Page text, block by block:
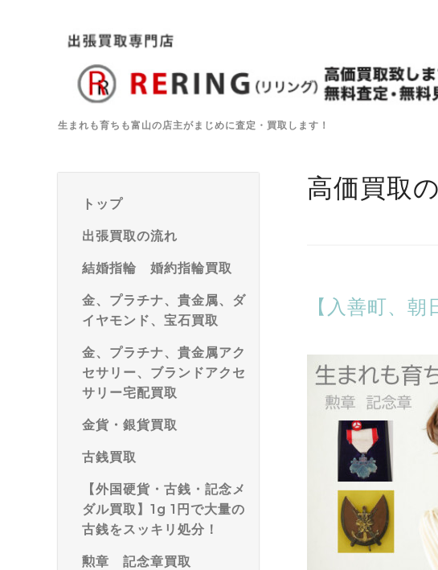
生まれも育ちも富山の店主がまじめに査定・買取します！
トップ
出張買取の流れ
結婚指輪 婚約指輪買取
金、プラチナ、貴金属、ダ
イヤモンド、宝石買取
金、プラチナ、貴金属アク
セサリー、ブランドアクセ
サリー宅配買取
金貨・銀貨買取
古銭買取
【外国硬貨・古銭・記念メ
ダル買取】1g 1円で大量の
古銭をスッキリ処分！
勲章 記念章買取
高価買取
【入善町、